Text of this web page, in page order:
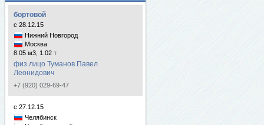
бортовой
с 28.12.15
Нижний Новгород
Москва
8.05 м3, 1.02 т
физ.лицо Туманов Павел
Леонидович
+7 (920) 029-69-47
с 27.12.15
Челябинск